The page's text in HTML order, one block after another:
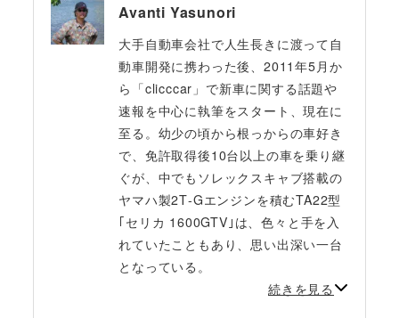
Avanti Yasunori
大手自動車会社で人生長きに渡って自
動車開発に携わった後、2011年5月か
ら「clicccar」で新車に関する話題や
速報を中心に執筆をスタート、現在に
至る。幼少の頃から根っからの車好き
で、免許取得後10台以上の車を乗り継
ぐが、中でもソレックスキャブ搭載の
ヤマハ製2T‐Gエンジンを積むTA22型
｢セリカ 1600GTV｣は、色々と手を入
れていたこともあり、思い出深い一台
となっている。
続きを見る